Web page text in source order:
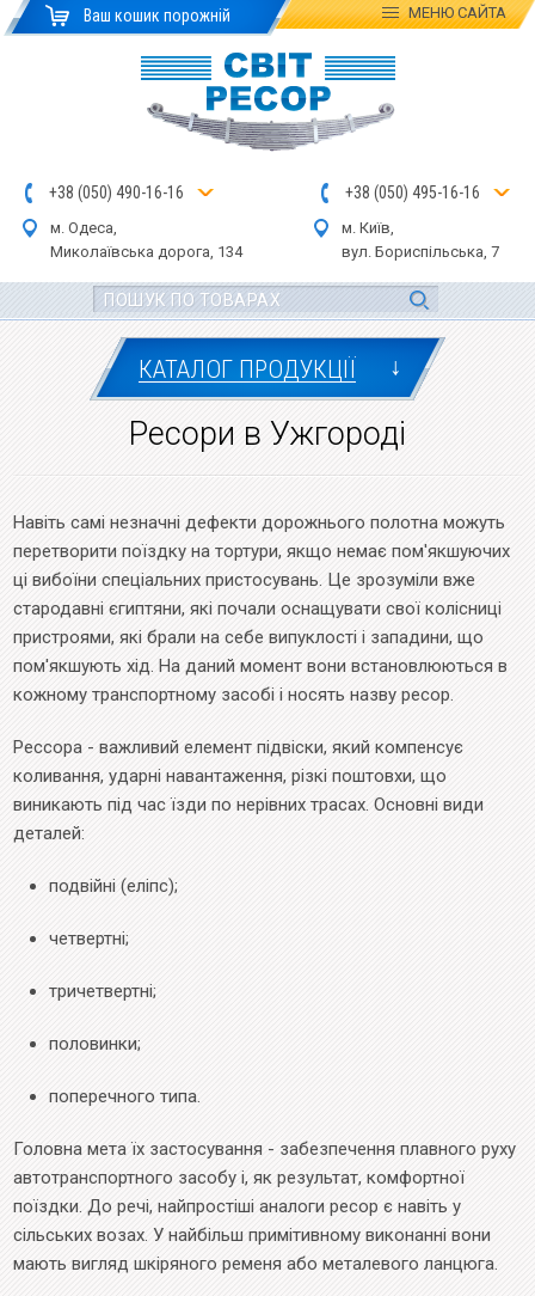
Ваш кошик порожній МЕНЮСАЙТА
+38 (050) 490-16-16
м. Одеса,
Миколаївська дорога, 134
+38 (050) 495-16-16
м. Київ,
вул. Бориспільська, 7
КАТАЛОГ ПРОДУКЦІЇ ↓
Ресори в Ужгороді
Навіть самі незначні дефекти дорожнього полотна можуть
перетворити поїздку на тортури, якщо немає пом'якшуючих
ці вибоїни спеціальних пристосувань. Це зрозуміли вже
стародавні єгиптяни, які почали оснащувати свої колісниці
пристроями, які брали на себе випуклості і западини, що
пом'якшують хід. На даний момент вони встановлюються в
кожному транспортному засобі і носять назву ресор.
Рессора - важливий елемент підвіски, який компенсує
коливання, ударні навантаження, різкі поштовхи, що
виникають під час їзди по нерівних трасах. Основні види
деталей:
подвійні (еліпс);
четвертні;
тричетвертні;
половинки;
поперечного типа.
Головна мета їх застосування - забезпечення плавного руху
автотранспортного засобу і, як результат, комфортної
поїздки. До речі, найпростіші аналоги ресор є навіть у
сільських возах. У найбільш примітивному виконанні вони
мають вигляд шкіряного ременя або металевого ланцюга.